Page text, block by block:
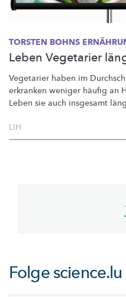
TORSTEN BOHNS
Leben Vegetarier
Vegetarier haben im
erkranken weniger häufig an
Leben sie auch insgesamt
LIH
Folgescience.lu